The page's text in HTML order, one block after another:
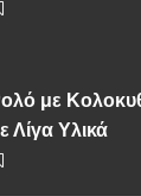
με
Λίγα Υλικά